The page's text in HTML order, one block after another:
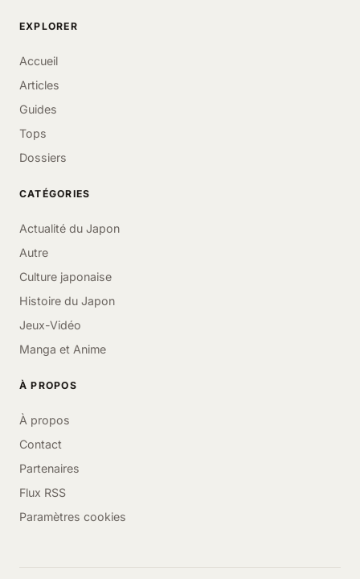
EXPLORER
Accueil
Articles
Guides
Tops
Dossiers
CATÉGORIES
Actualité du Japon
Autre
Culture japonaise
Histoire du Japon
Jeux-Vidéo
Manga et Anime
À PROPOS
À propos
Contact
Partenaires
Flux RSS
Paramètres cookies